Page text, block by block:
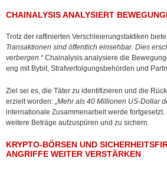
CHAINALYSIS ANALYSIERT
Trotz der raffinierten Verschleierungstaktiken
Transaktionen sind öffentlich einsehbar. Dies
verbergen.“Chainalysis analysiere die
eng mit Bybit, Strafverfolgungsbehörden und
Ziel sei es, die Täter zu identifizieren und die
erzielt worden: „Mehr als 40 Millionen US-Dollar
internationale Zusammenarbeit werde
weitere Beträge aufzuspüren und zu sichern.
KRYPTO-BÖRSEN UND
NGRIFFE WEITER VERSTÄRKEN